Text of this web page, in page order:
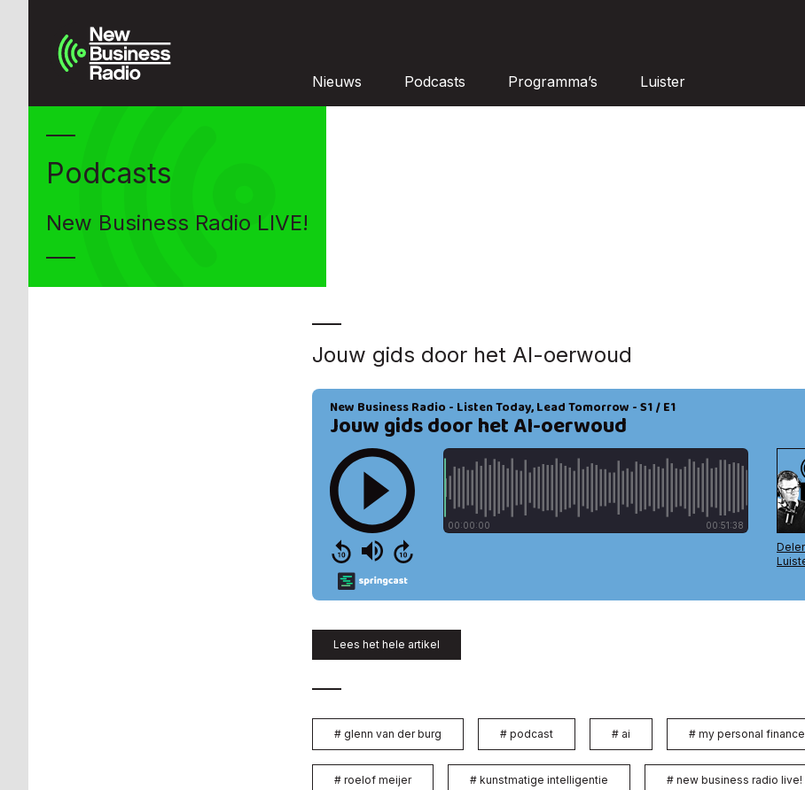
Nieuws Podcasts Programma’s Luister
Podcasts
New Business Radio LIVE!
Jouw gids door het AI-oerwoud
Lees het hele artikel
# glenn van der burg # podcast # ai # my personal finance
# roelof meijer # kunstmatige intelligentie # new business radio live!